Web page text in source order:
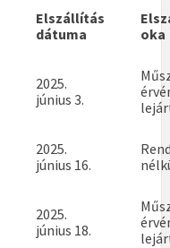
Elszállítás
dátuma
oka
2025.
június 3.
2025.
június 16.
2025.
június 18.